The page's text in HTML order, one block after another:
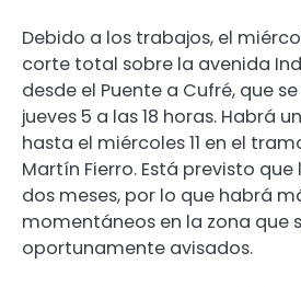
Debido a los trabajos, el
corte total sobre la avenida
desde el Puente a Cufré, que
jueves 5 a las 18 horas. Habrá
hasta el miércoles 11 en el
Martín Fierro. Está previsto
dos meses, por lo que habrá
momentáneos en la zona que
oportunamente avisados.